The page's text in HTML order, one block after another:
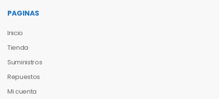
PAGINAS
Inicio
Tienda
Suministros
Repuestos
Mi cuenta